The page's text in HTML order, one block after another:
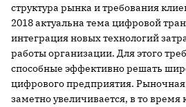
структура рынка и требования
2018 актуальна тема цифровой
интеграция новых технологий
работы организации. Для этого
способные эффективно решать
цифрового предприятия. Рыночная
заметно увеличивается, в то время